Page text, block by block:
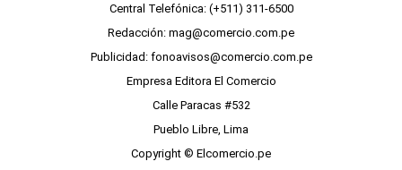
Central Telefónica: (+511) 311-6500
Redacción: mag@comercio.com.pe
Publicidad: fonoavisos@comercio.com.pe
Empresa Editora El Comercio
Calle Paracas #532
Pueblo Libre, Lima
Copyright © Elcomercio.pe